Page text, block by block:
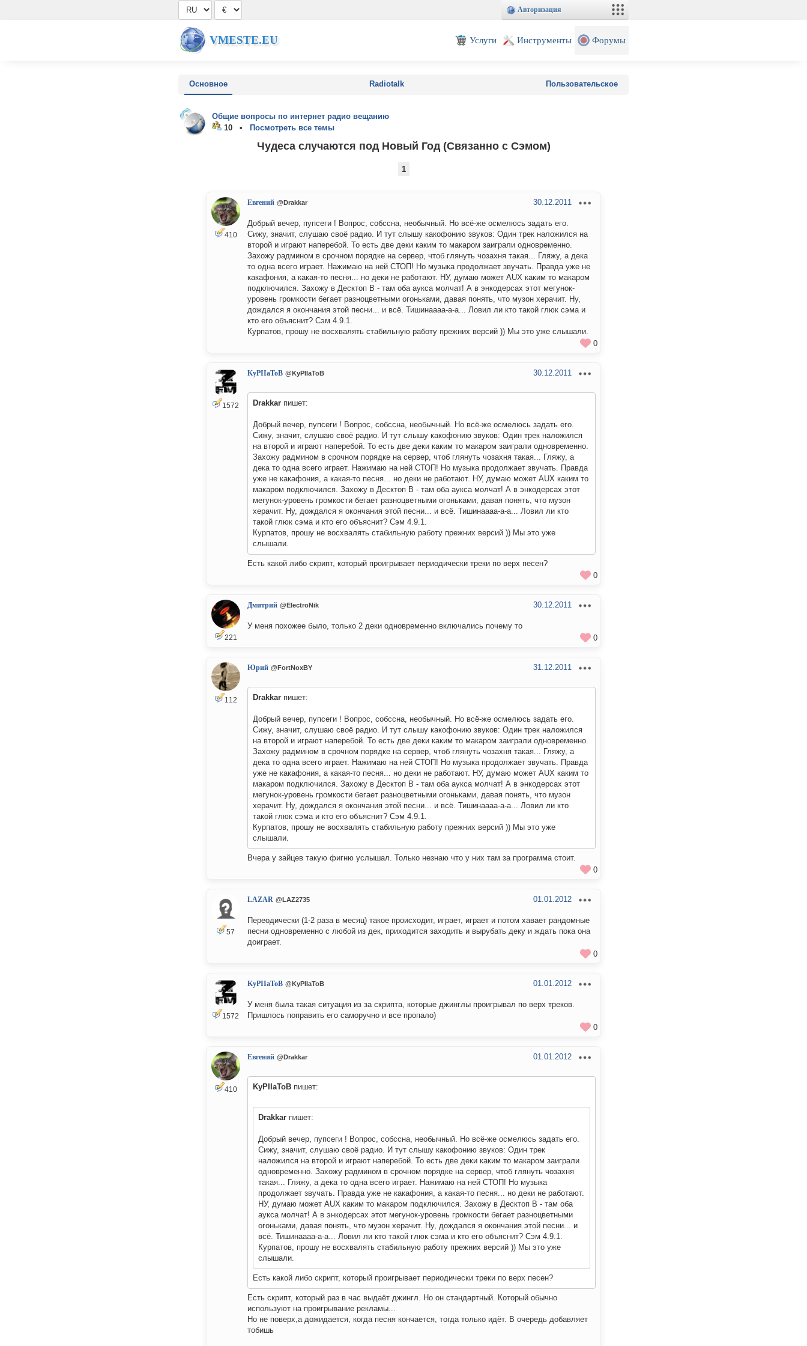
Авторизация
VMESTE.EU Услуги Инструменты Форумы
Основное Radiotalk Пользовательское
Общие вопросы по интернет радио вещанию
10 •
Посмотреть все темы
Чудеса случаются под Новый Год (Связанно с Сэмом)
1
410
Евгений @Drakkar 30.12.2011
Добрый вечер, пупсеги ! Вопрос, собссна, необычный. Но всё-же осмелюсь задать его.
Сижу, значит, слушаю своё радио. И тут слышу какофонию звуков: Один трек наложился на
второй и играют наперебой. То есть две деки каким то макаром заиграли одновременно.
Захожу радмином в срочном порядке на сервер, чтоб глянуть чозахня такая... Гляжу, а дека
то одна всего играет. Нажимаю на ней СТОП! Но музыка продолжает звучать. Правда уже не
какафония, а какая-то песня... но деки не работают. НУ, думаю может AUX каким то макаром
подключился. Захожу в Десктоп В - там оба аукса молчат! А в энкодерсах этот мегунок-
уровень громкости бегает разноцветными огоньками, давая понять, что музон херачит. Ну,
дождался я окончания этой песни... и всё. Тишинаааа-а-а... Ловил ли кто такой глюк сэма и
кто его объяснит? Сэм 4.9.1.
Курпатов, прошу не восхвалять стабильную работу прежних версий )) Мы это уже слышали.
0
1572
KyPIIaToB @KyPIIaToB 30.12.2011
Drakkar пишет:
Добрый вечер, пупсеги ! Вопрос, собссна, необычный. Но всё-же осмелюсь задать его.
Сижу, значит, слушаю своё радио. И тут слышу какофонию звуков: Один трек наложился
на второй и играют наперебой. То есть две деки каким то макаром заиграли одновременно.
Захожу радмином в срочном порядке на сервер, чтоб глянуть чозахня такая... Гляжу, а
дека то одна всего играет. Нажимаю на ней СТОП! Но музыка продолжает звучать. Правда
уже не какафония, а какая-то песня... но деки не работают. НУ, думаю может AUX каким то
макаром подключился. Захожу в Десктоп В - там оба аукса молчат! А в энкодерсах этот
мегунок-уровень громкости бегает разноцветными огоньками, давая понять, что музон
херачит. Ну, дождался я окончания этой песни... и всё. Тишинаааа-а-а... Ловил ли кто
такой глюк сэма и кто его объяснит? Сэм 4.9.1.
Курпатов, прошу не восхвалять стабильную работу прежних версий )) Мы это уже
слышали.
Есть какой либо скрипт, который проигрывает периодически треки по верх песен?
0
221
Дмитрий @ElectroNik 30.12.2011
У меня похожее было, только 2 деки одновременно включались почему то
0
112
Юрий @FortNoxBY 31.12.2011
Drakkar пишет:
Добрый вечер, пупсеги ! Вопрос, собссна, необычный. Но всё-же осмелюсь задать его.
Сижу, значит, слушаю своё радио. И тут слышу какофонию звуков: Один трек наложился
на второй и играют наперебой. То есть две деки каким то макаром заиграли одновременно.
Захожу радмином в срочном порядке на сервер, чтоб глянуть чозахня такая... Гляжу, а
дека то одна всего играет. Нажимаю на ней СТОП! Но музыка продолжает звучать. Правда
уже не какафония, а какая-то песня... но деки не работают. НУ, думаю может AUX каким то
макаром подключился. Захожу в Десктоп В - там оба аукса молчат! А в энкодерсах этот
мегунок-уровень громкости бегает разноцветными огоньками, давая понять, что музон
херачит. Ну, дождался я окончания этой песни... и всё. Тишинаааа-а-а... Ловил ли кто
такой глюк сэма и кто его объяснит? Сэм 4.9.1.
Курпатов, прошу не восхвалять стабильную работу прежних версий )) Мы это уже
слышали.
Вчера у зайцев такую фигню услышал. Только незнаю что у них там за программа стоит.
0
57
LAZAR @LAZ2735 01.01.2012
Переодически (1-2 раза в месяц) такое происходит, играет, играет и потом хавает рандомные
песни одновременно с любой из дек, приходится заходить и вырубать деку и ждать пока она
доиграет.
0
1572
KyPIIaToB @KyPIIaToB 01.01.2012
У меня была такая ситуация из за скрипта, которые джинглы проигрывал по верх треков.
Пришлось поправить его саморучно и все пропало)
0
410
Евгений @Drakkar 01.01.2012
KyPIIaToB пишет:
Drakkar пишет:
Добрый вечер, пупсеги ! Вопрос, собссна, необычный. Но всё-же осмелюсь задать его.
Сижу, значит, слушаю своё радио. И тут слышу какофонию звуков: Один трек
наложился на второй и играют наперебой. То есть две деки каким то макаром заиграли
одновременно. Захожу радмином в срочном порядке на сервер, чтоб глянуть чозахня
такая... Гляжу, а дека то одна всего играет. Нажимаю на ней СТОП! Но музыка
продолжает звучать. Правда уже не какафония, а какая-то песня... но деки не работают.
НУ, думаю может AUX каким то макаром подключился. Захожу в Десктоп В - там оба
аукса молчат! А в энкодерсах этот мегунок-уровень громкости бегает разноцветными
огоньками, давая понять, что музон херачит. Ну, дождался я окончания этой песни... и
всё. Тишинаааа-а-а... Ловил ли кто такой глюк сэма и кто его объяснит? Сэм 4.9.1.
Курпатов, прошу не восхвалять стабильную работу прежних версий )) Мы это уже
слышали.
Есть какой либо скрипт, который проигрывает периодически треки по верх песен?
Есть скрипт, который раз в час выдаёт джингл. Но он стандартный. Который обычно
используют на проигрывание рекламы...
Но не поверх,а дожидается, когда песня кончается, тогда только идёт. В очередь добавляет
тобишь